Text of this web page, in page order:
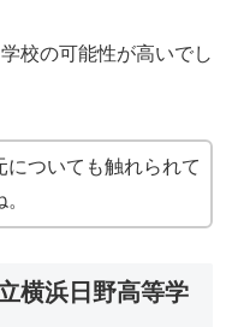
校の可能性が高いでし
ついても触れられて
横浜日野高等学